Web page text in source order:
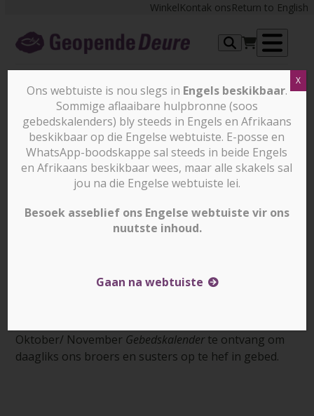
content
WinkelKontak onsReturn to English
Hef jou broers en susters op in
gebed
Oktober/ November Gebedskalenderte ontvang om
daagliks ons broers en susters op te hef in gebed.
Ons webtuiste is nou slegs in Engels beskikbaar.
Sommige aflaaibare hulpbronne (soos
gebedskalenders) bly steeds in Engels en Afrikaans
beskikbaar op die Engelse webtuiste. E-posse en
WhatsApp-boodskappe sal steeds in beide Engels
en Afrikaans beskikbaar wees, maar alle skakels sal
jou na die Engelse webtuiste lei.
Besoek asseblief ons Engelse webtuiste vir ons
nuutste inhoud.
Gaan na webtuiste
X